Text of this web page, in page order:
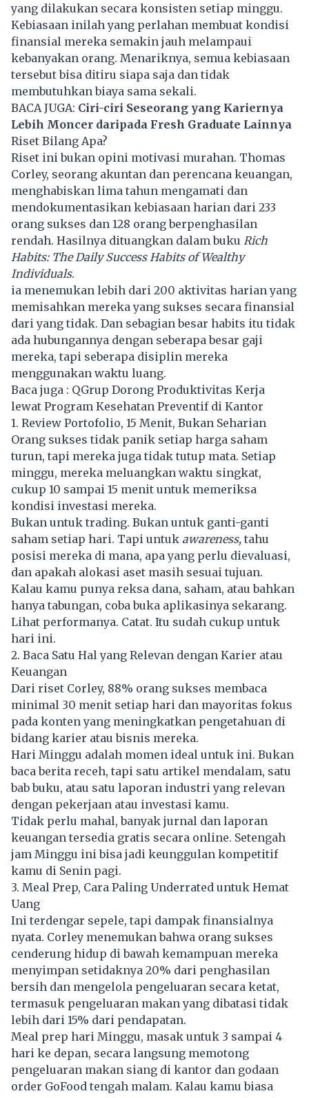
yang dilakukan secara konsisten setiap minggu.
Kebiasaan inilah yang perlahan membuat kondisi
finansial mereka semakin jauh melampaui
kebanyakan orang. Menariknya, semua kebiasaan
tersebut bisa ditiru siapa saja dan tidak
membutuhkan biaya sama sekali.
BACA JUGA: Ciri-ciri Seseorang yang Kariernya
Lebih Moncer daripada Fresh Graduate Lainnya
Riset Bilang Apa?
Riset ini bukan opini motivasi murahan. Thomas
Corley, seorang akuntan dan perencana keuangan,
menghabiskan lima tahun mengamati dan
mendokumentasikan kebiasaan harian dari 233
orang sukses dan 128 orang berpenghasilan
rendah. Hasilnya dituangkan dalam buku Rich
Habits: The Daily Success Habits of Wealthy
Individuals.
ia menemukan lebih dari 200 aktivitas harian yang
memisahkan mereka yang sukses secara finansial
dari yang tidak. Dan sebagian besar habits itu tidak
ada hubungannya dengan seberapa besar gaji
mereka, tapi seberapa disiplin mereka
menggunakan waktu luang.
Baca juga : QGrup Dorong Produktivitas Kerja
lewat Program Kesehatan Preventif di Kantor
1. Review Portofolio, 15 Menit, Bukan Seharian
Orang sukses tidak panik setiap harga saham
turun, tapi mereka juga tidak tutup mata. Setiap
minggu, mereka meluangkan waktu singkat,
cukup 10 sampai 15 menit untuk memeriksa
kondisi investasi mereka.
Bukan untuk trading. Bukan untuk ganti-ganti
saham setiap hari. Tapi untuk awareness, tahu
posisi mereka di mana, apa yang perlu dievaluasi,
dan apakah alokasi aset masih sesuai tujuan.
Kalau kamu punya reksa dana, saham, atau bahkan
hanya tabungan, coba buka aplikasinya sekarang.
Lihat performanya. Catat. Itu sudah cukup untuk
hari ini.
2. Baca Satu Hal yang Relevan dengan Karier atau
Keuangan
Dari riset Corley, 88% orang sukses membaca
minimal 30 menit setiap hari dan mayoritas fokus
pada konten yang meningkatkan pengetahuan di
bidang karier atau bisnis mereka.
Hari Minggu adalah momen ideal untuk ini. Bukan
baca berita receh, tapi satu artikel mendalam, satu
bab buku, atau satu laporan industri yang relevan
dengan pekerjaan atau investasi kamu.
Tidak perlu mahal, banyak jurnal dan laporan
keuangan tersedia gratis secara online. Setengah
jam Minggu ini bisa jadi keunggulan kompetitif
kamu di Senin pagi.
3. Meal Prep, Cara Paling Underrated untuk Hemat
Uang
Ini terdengar sepele, tapi dampak finansialnya
nyata. Corley menemukan bahwa orang sukses
cenderung hidup di bawah kemampuan mereka
menyimpan setidaknya 20% dari penghasilan
bersih dan mengelola pengeluaran secara ketat,
termasuk pengeluaran makan yang dibatasi tidak
lebih dari 15% dari pendapatan.
Meal prep hari Minggu, masak untuk 3 sampai 4
hari ke depan, secara langsung memotong
pengeluaran makan siang di kantor dan godaan
order GoFood tengah malam. Kalau kamu biasa